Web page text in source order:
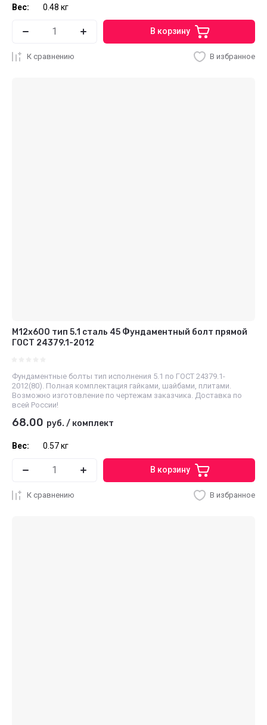
Вес: 0.48 кг
В корзину
К сравнению В избранное
М12x600 тип 5.1 сталь 45 Фундаментный болт прямой
ГОСТ 24379.1-2012
Фундаментные болты тип исполнения 5.1 по ГОСТ 24379.1-
2012(80). Полная комплектация гайками, шайбами, плитами.
Возможно изготовление по чертежам заказчика. Доставка по
всей России!
68.00 руб. / комплект
Вес: 0.57 кг
В корзину
К сравнению В избранное